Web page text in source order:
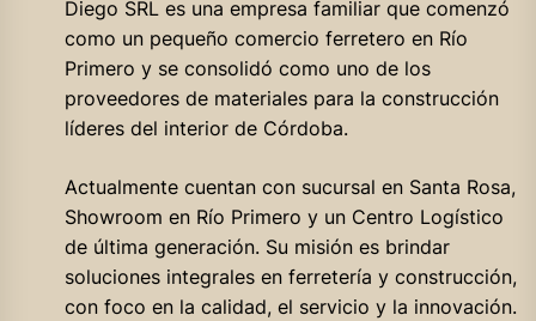
Diego SRL es una empresa familiar que comenzó
como un pequeño comercio ferretero en Río
Primero y se consolidó como uno de los
proveedores de materiales para la construcción
líderes del interior de Córdoba.
Actualmente cuentan con sucursal en Santa Rosa,
Showroom en Río Primero y un Centro Logístico
de última generación. Su misión es brindar
soluciones integrales en ferretería y construcción,
con foco en la calidad, el servicio y la innovación.